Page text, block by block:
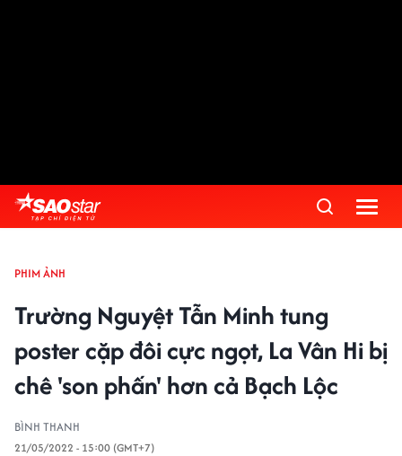
PHIM ẢNH
Trường Nguyệt Tẫn Minh tung
poster cặp đôi cực ngọt, La Vân Hi bị
chê 'son phấn' hơn cả Bạch Lộc
BÌNH THANH
21/05/2022 - 15:00 (GMT+7)